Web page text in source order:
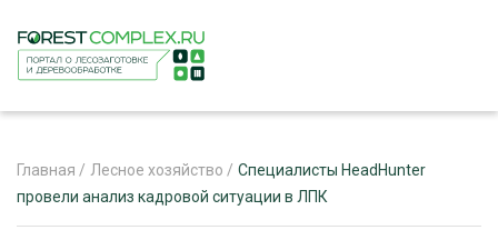
Главная / Лесное хозяйство / Специалисты HeadHunter
провели анализ кадровой ситуации в ЛПК